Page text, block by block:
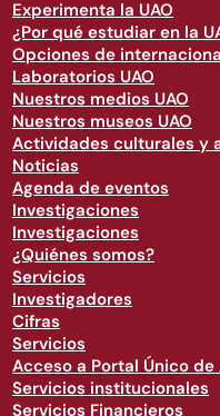
Experimenta la UAO
¿Por qué estudiar en la
Opciones de
Laboratorios UAO
Nuestros medios UAO
Nuestros museos UAO
Actividades culturales y
Noticias
Agenda de eventos
Investigaciones
Investigaciones
¿Quiénes somos?
Servicios
Investigadores
Cifras
Servicios
Acceso a Portal Único de
Servicios institucionales
Servicios Financieros